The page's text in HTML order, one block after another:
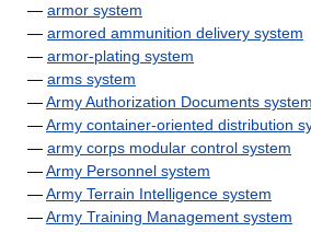
— armor system
— armored ammunition delivery system
— armor-plating system
— arms system
—Army Authorization Documents system
—Army container-oriented distribution
— army corps modular control system
—Army Personnel system
—Army Terrain Intelligence system
—Army Training Management system